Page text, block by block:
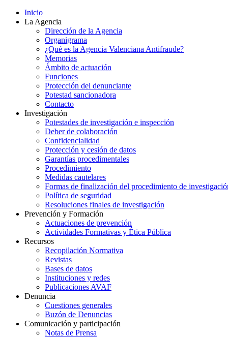
Inicio
La Agencia
Dirección de la Agencia
Organigrama
¿Qué es la Agencia Valenciana Antifraude?
Memorias
Ámbito de actuación
Funciones
Protección del denunciante
Potestad sancionadora
Contacto
Investigación
Potestades de investigación e inspección
Deber de colaboración
Confidencialidad
Protección y cesión de datos
Garantías procedimentales
Procedimiento
Medidas cautelares
Formas de finalización del procedimiento de
Política de seguridad
Resoluciones finales de investigación
Prevención y Formación
Actuaciones de prevención
Actividades Formativas y Ética Pública
Recursos
Recopilación Normativa
Revistas
Bases de datos
Instituciones y redes
Publicaciones AVAF
Denuncia
Cuestiones generales
Buzón de Denuncias
Comunicación y participación
Notas de Prensa